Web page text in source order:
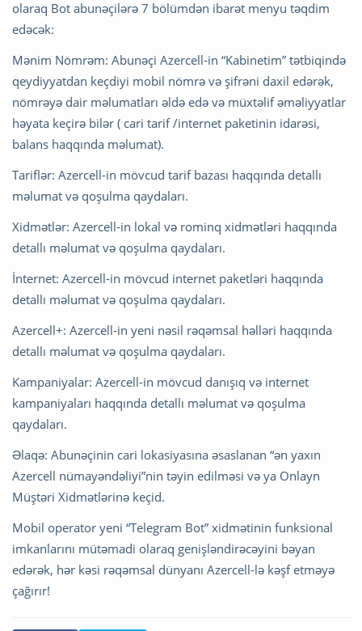
olaraq Bot abunəçilərə 7 bölümdən ibarət menyu təqdim
edəcək:
Mənim Nömrəm: Abunəçi Azercell-in “Kabinetim” tətbiqində
qeydiyyatdan keçdiyi mobil nömrə və şifrəni daxil edərək,
nömrəyə dair məlumatları əldə edə və müxtəlif əməliyyatlar
həyata keçirə bilər ( cari tarif /internet paketinin idarəsi,
balans haqqında məlumat).
Tariflər: Azercell-in mövcud tarif bazası haqqında detallı
məlumat və qoşulma qaydaları.
Xidmətlər: Azercell-in lokal və rominq xidmətləri haqqında
detallı məlumat və qoşulma qaydaları.
İnternet: Azercell-in mövcud internet paketləri haqqında
detallı məlumat və qoşulma qaydaları.
Azercell+: Azercell-in yeni nəsil rəqəmsal həlləri haqqında
detallı məlumat və qoşulma qaydaları.
Kampaniyalar: Azercell-in mövcud danışıq və internet
kampaniyaları haqqında detallı məlumat və qoşulma
qaydaları.
Əlaqə: Abunəçinin cari lokasiyasına əsaslanan “ən yaxın
Azercell nümayəndəliyi”nin təyin edilməsi və ya Onlayn
Müştəri Xidmətlərinə keçid.
Mobil operator yeni “Telegram Bot” xidmətinin funksional
imkanlarını mütəmadi olaraq genişləndirəcəyini bəyan
edərək, hər kəsi rəqəmsal dünyanı Azercell-lə kəşf etməyə
çağırır!